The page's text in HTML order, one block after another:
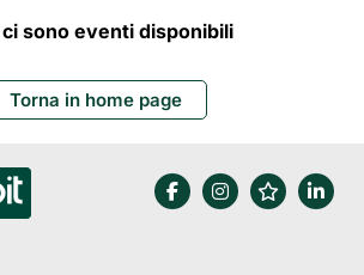
ci sono eventi disponibili
Torna in home page